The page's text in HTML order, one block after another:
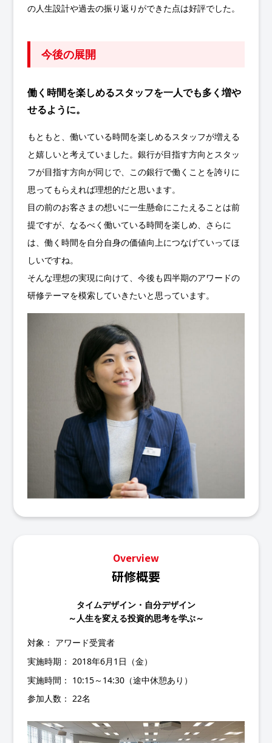
の人生設計や過去の振り返りができた点は好評でした。
今後の展開
働く時間を楽しめるスタッフを一人でも多く増や
せるように。
もともと、働いている時間を楽しめるスタッフが増える
と嬉しいと考えていました。銀行が目指す方向とスタッ
フが目指す方向が同じで、この銀行で働くことを誇りに
思ってもらえれば理想的だと思います。
目の前のお客さまの想いに一生懸命にこたえることは前
提ですが、なるべく働いている時間を楽しめ、さらに
は、働く時間を自分自身の価値向上につなげていってほ
しいですね。
そんな理想の実現に向けて、今後も四半期のアワードの
研修テーマを模索していきたいと思っています。
Overview
研修概要
タイムデザイン・自分デザイン
～人生を変える投資的思考を学ぶ～
対象： アワード受賞者
実施時期： 2018年6月1日（金）
実施時間： 10:15～14:30（途中休憩あり）
参加人数： 22名